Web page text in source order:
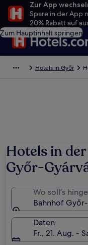
Zur App
Spare in der App
20% Rabatt auf
Zum Hauptinhalt springen
Hotels in Győr
Hotels in
Győr-
Wo soll’s
Bahnhof
Daten
Fr., 21. Aug. -